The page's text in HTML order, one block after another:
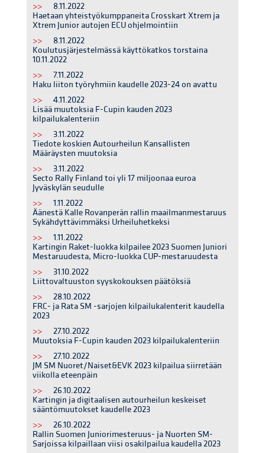
>>
8.11.2022
Haetaan yhteistyökumppaneita Crosskart Xtrem ja
Xtrem Junior autojen ECU ohjelmointiin
>>
8.11.2022
Koulutusjärjestelmässä käyttökatkos torstaina
10.11.2022
>>
7.11.2022
Haku liiton työryhmiin kaudelle 2023-24 on avattu
>>
4.11.2022
Lisää muutoksia F-Cupin kauden 2023
kilpailukalenteriin
>>
3.11.2022
Tiedote koskien Autourheilun Kansallisten
Määräysten muutoksia
>>
3.11.2022
Secto Rally Finland toi yli 17 miljoonaa euroa
Jyväskylän seudulle
>>
1.11.2022
Äänestä Kalle Rovanperän rallin maailmanmestaruus
Sykähdyttävimmäksi Urheiluhetkeksi
>>
1.11.2022
Kartingin Raket-luokka kilpailee 2023 Suomen Juniori
Mestaruudesta, Micro-luokka CUP-mestaruudesta
>>
31.10.2022
Liittovaltuuston syyskokouksen päätöksiä
>>
28.10.2022
FRC- ja Rata SM -sarjojen kilpailukalenterit kaudella
2023
>>
27.10.2022
Muutoksia F-Cupin kauden 2023 kilpailukalenteriin
>>
27.10.2022
JM SM Nuoret/Naiset&EVK 2023 kilpailua siirretään
viikolla eteenpäin
>>
26.10.2022
Kartingin ja digitaalisen autourheilun keskeiset
sääntömuutokset kaudelle 2023
>>
26.10.2022
Rallin Suomen Juniorimesteruus- ja Nuorten SM-
Sarjoissa kilpaillaan viisi osakilpailua kaudella 2023